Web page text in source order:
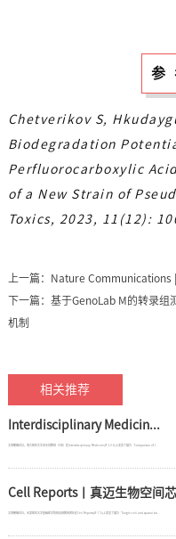
参
Chetverikov S,
Biodegradation
Perfluorocarboxylic
of a New Strain of
Toxics, 2023, 11(12):
上一篇： Nature Communications |
下一篇： 基于GenoLab M的转录组
机制
相关推荐
Interdisciplinary Medicin...
文章梗概近日，南方医科大学余光创教授（Y叔）在Interdisciplinary Medicine(IF 13.6)上发表了题为“Comparison of I...
Cell Reports丨真迈生物空间
文章梗概近日，天津医科大学基础医学院蔡志刚教授团队在Cell Reports(IF 7.5)上发表了题为“Single-cell and spatial tra...